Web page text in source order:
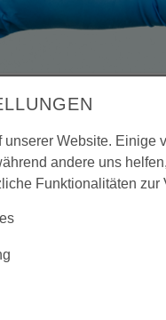
Euro-Exit
unserer Website. Einige
andere uns
Funktionalitäten zur